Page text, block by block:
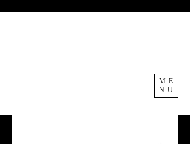
ME
NU